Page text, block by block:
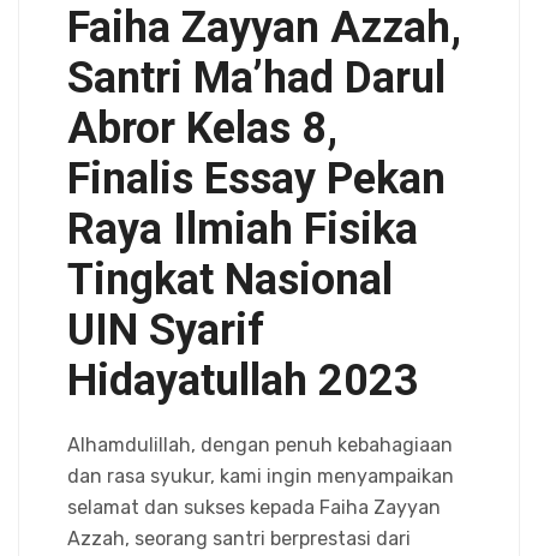
Faiha Zayyan Azzah,
Santri Ma’had Darul
Abror Kelas 8,
Finalis Essay Pekan
Raya Ilmiah Fisika
Tingkat Nasional
UIN Syarif
Hidayatullah 2023
Alhamdulillah, dengan penuh kebahagiaan
dan rasa syukur, kami ingin menyampaikan
selamat dan sukses kepada Faiha Zayyan
Azzah, seorang santri berprestasi dari